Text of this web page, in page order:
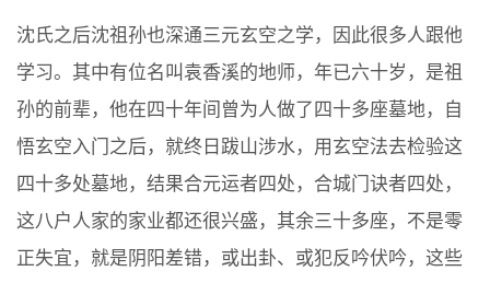
沈氏之后沈祖孙也深通三元玄空之学，因此很多人跟他
学习。其中有位名叫袁香溪的地师，年已六十岁，是祖
孙的前辈，他在四十年间曾为人做了四十多座墓地，自
悟玄空入门之后，就终日跋山涉水，用玄空法去检验这
四十多处墓地，结果合元运者四处，合城门诀者四处，
这八户人家的家业都还很兴盛，其余三十多座，不是零
正失宜，就是阴阳差错，或出卦、或犯反吟伏吟，这些